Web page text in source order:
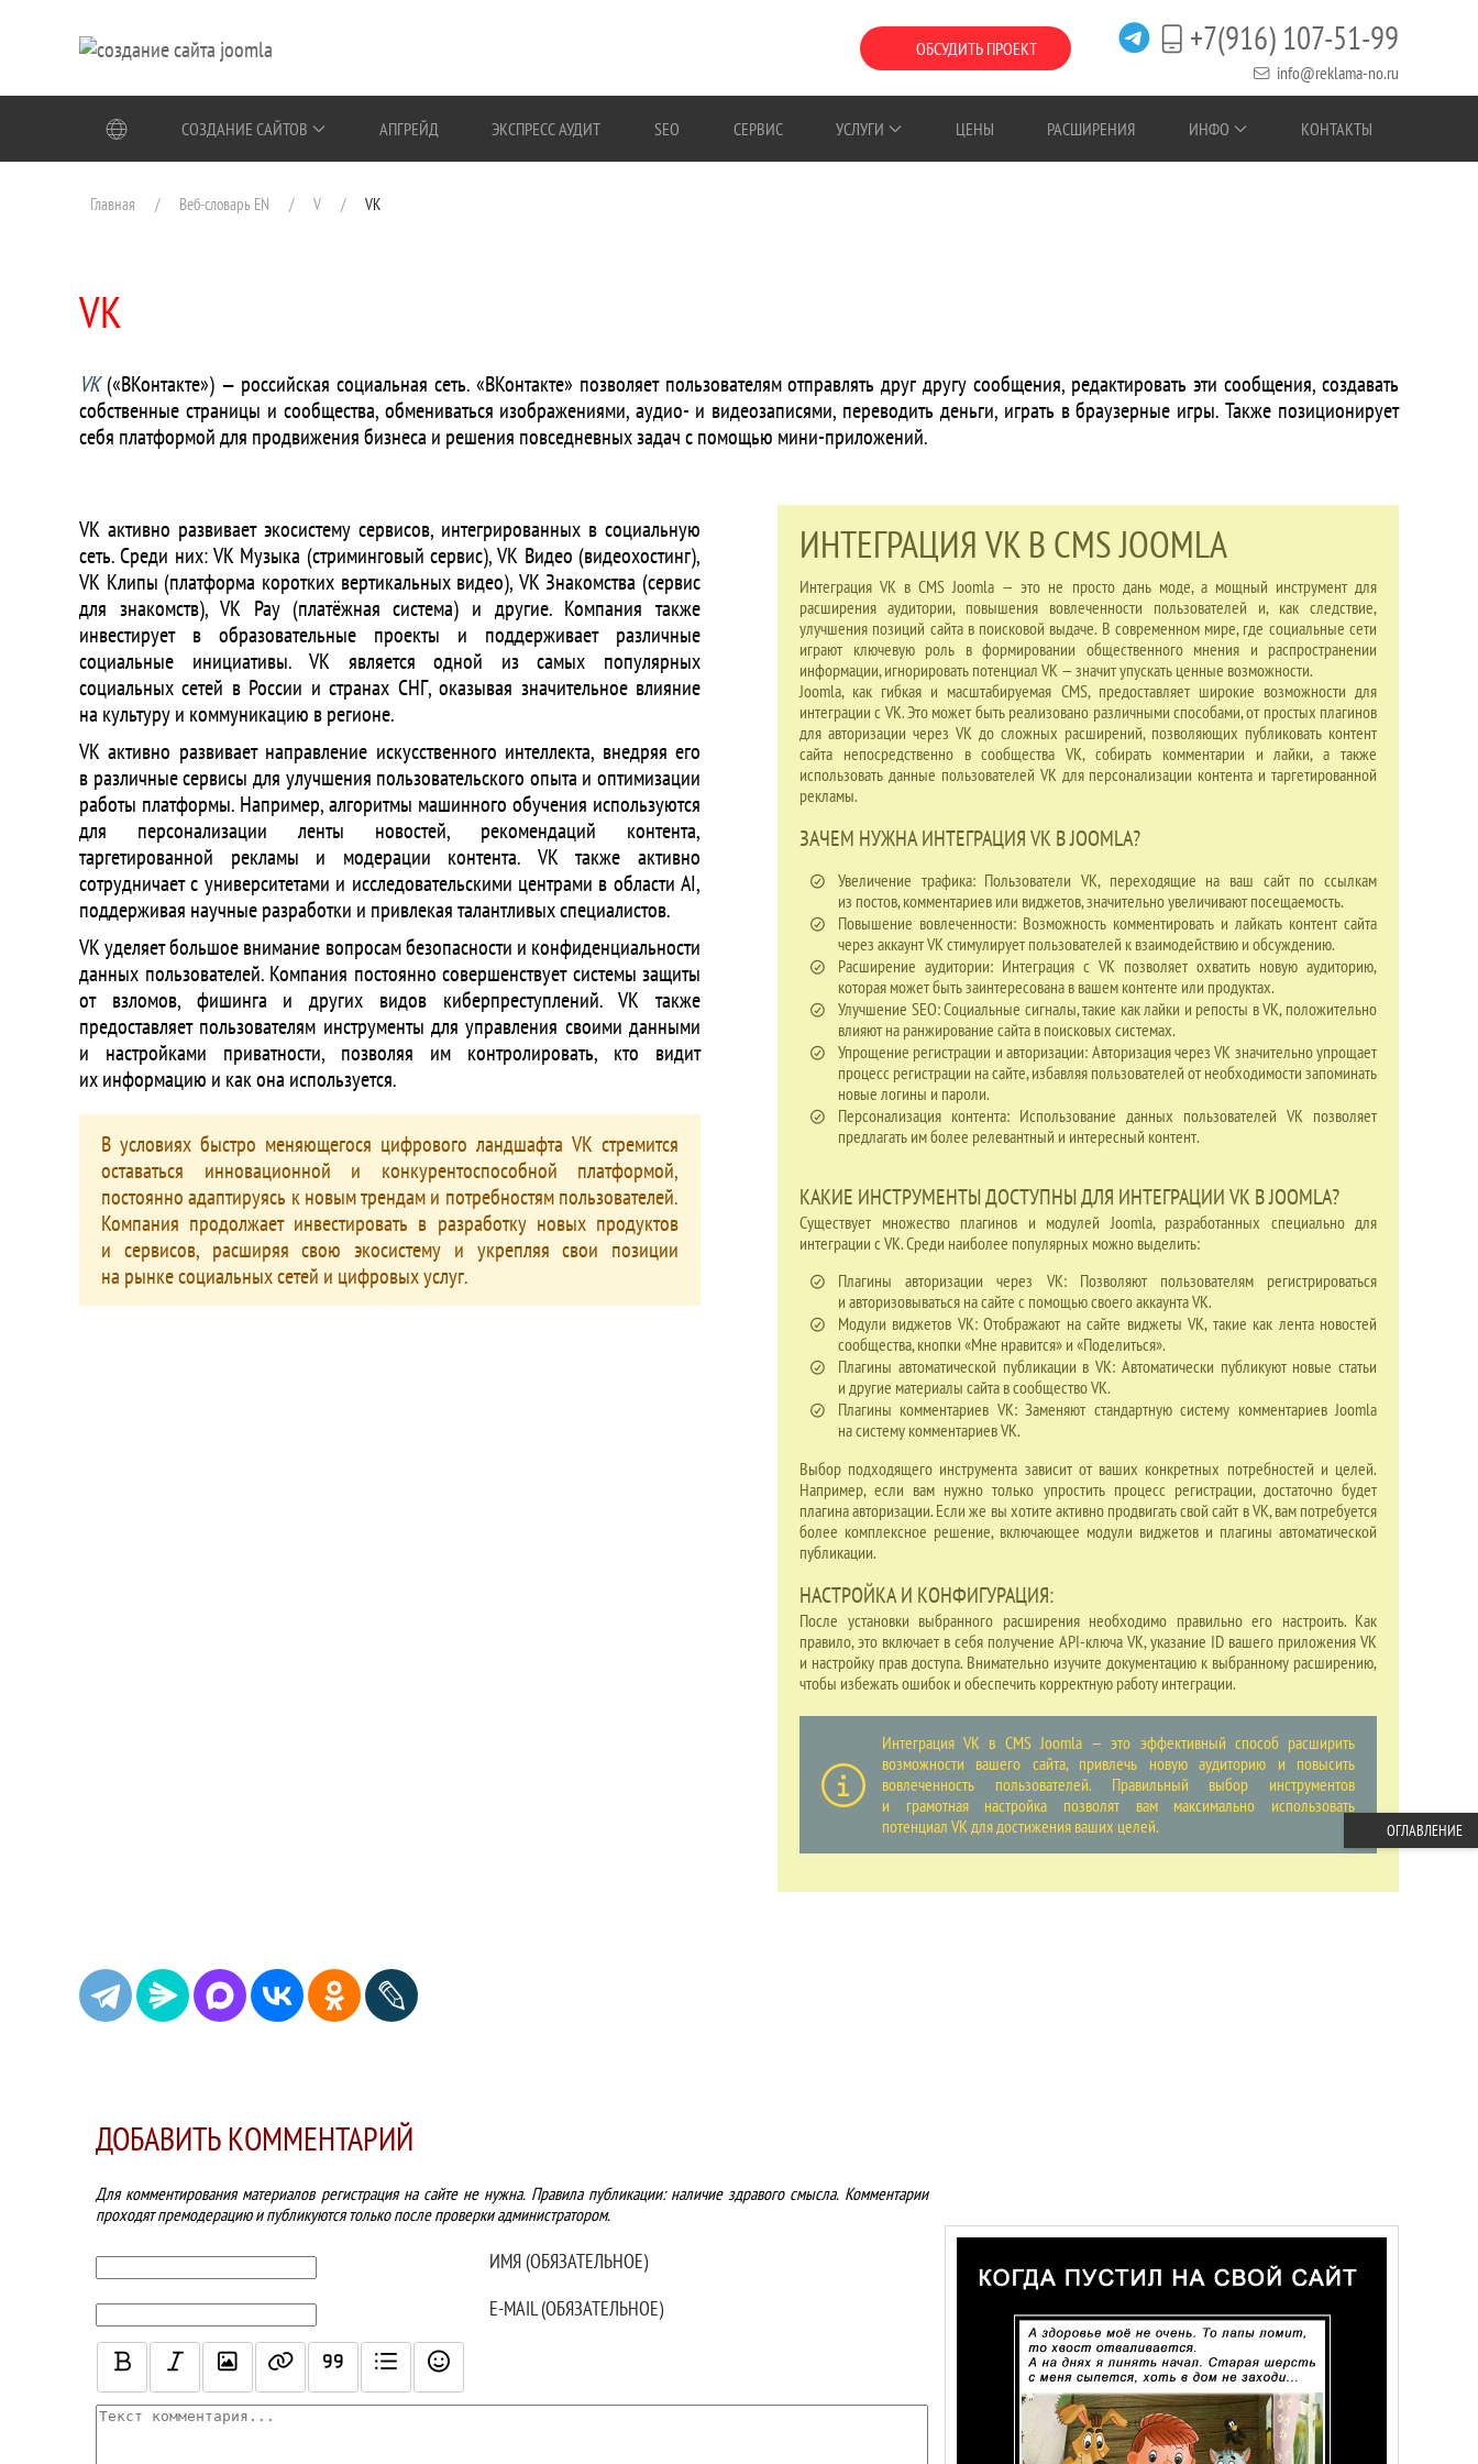
Перейти к содержимому ОБСУДИТЬ ПРОЕКТ +7(916) 107-51-99
info@reklama-no.ru
СОЗДАНИЕ САЙТОВ АПГРЕЙД ЭКСПРЕСС АУДИТ SEO СЕРВИС УСЛУГИ ЦЕНЫ РАСШИРЕНИЯ ИНФО КОНТАКТЫ
Главная Веб-словарь EN V VK
VK
VK(«ВКонтакте») — российская социальная сеть. «ВКонтакте» позволяет пользователям отправлять друг другу сообщения, редактировать эти сообщения, создавать
собственные страницы и сообщества, обмениваться изображениями, аудио- и видеозаписями, переводить деньги, играть в браузерные игры. Также позиционирует
себя платформой для продвижения бизнеса и решения повседневных задач с помощью мини-приложений.
VK активно развивает экосистему сервисов, интегрированных в социальную
сеть. Среди них: VK Музыка (стриминговый сервис), VK Видео (видеохостинг),
VK Клипы (платформа коротких вертикальных видео), VK Знакомства (сервис
для знакомств), VK Pay (платёжная система) и другие. Компания также
инвестирует в образовательные проекты и поддерживает различные
социальные инициативы. VK является одной из самых популярных
социальных сетей в России и странах СНГ, оказывая значительное влияние
на культуру и коммуникацию в регионе.
VK активно развивает направление искусственного интеллекта, внедряя его
в различные сервисы для улучшения пользовательского опыта и оптимизации
работы платформы. Например, алгоритмы машинного обучения используются
для персонализации ленты новостей, рекомендаций контента,
таргетированной рекламы и модерации контента. VK также активно
сотрудничает с университетами и исследовательскими центрами в области AI,
поддерживая научные разработки и привлекая талантливых специалистов.
VK уделяет большое внимание вопросам безопасности и конфиденциальности
данных пользователей. Компания постоянно совершенствует системы защиты
от взломов, фишинга и других видов киберпреступлений. VK также
предоставляет пользователям инструменты для управления своими данными
и настройками приватности, позволяя им контролировать, кто видит
их информацию и как она используется.
В условиях быстро меняющегося цифрового ландшафта VK стремится
оставаться инновационной и конкурентоспособной платформой,
постоянно адаптируясь к новым трендам и потребностям пользователей.
Компания продолжает инвестировать в разработку новых продуктов
и сервисов, расширяя свою экосистему и укрепляя свои позиции
на рынке социальных сетей и цифровых услуг.
ИНТЕГРАЦИЯ VK В CMS JOOMLA
Интеграция VK в CMS Joomla — это не просто дань моде, а мощный инструмент для
расширения аудитории, повышения вовлеченности пользователей и, как следствие,
улучшения позиций сайта в поисковой выдаче. В современном мире, где социальные сети
играют ключевую роль в формировании общественного мнения и распространении
информации, игнорировать потенциал VK — значит упускать ценные возможности.
Joomla, как гибкая и масштабируемая CMS, предоставляет широкие возможности для
интеграции с VK. Это может быть реализовано различными способами, от простых плагинов
для авторизации через VK до сложных расширений, позволяющих публиковать контент
сайта непосредственно в сообщества VK, собирать комментарии и лайки, а также
использовать данные пользователей VK для персонализации контента и таргетированной
рекламы.
ЗАЧЕМ НУЖНА ИНТЕГРАЦИЯ VK В JOOMLA?
Увеличение трафика: Пользователи VK, переходящие на ваш сайт по ссылкам
из постов, комментариев или виджетов, значительно увеличивают посещаемость.
Повышение вовлеченности: Возможность комментировать и лайкать контент сайта
через аккаунт VK стимулирует пользователей к взаимодействию и обсуждению.
Расширение аудитории: Интеграция с VK позволяет охватить новую аудиторию,
которая может быть заинтересована в вашем контенте или продуктах.
Улучшение SEO: Социальные сигналы, такие как лайки и репосты в VK, положительно
влияют на ранжирование сайта в поисковых системах.
Упрощение регистрации и авторизации: Авторизация через VK значительно упрощает
процесс регистрации на сайте, избавляя пользователей от необходимости запоминать
новые логины и пароли.
Персонализация контента: Использование данных пользователей VK позволяет
предлагать им более релевантный и интересный контент.
КАКИЕ ИНСТРУМЕНТЫ ДОСТУПНЫ ДЛЯ ИНТЕГРАЦИИ VK В JOOMLA?
Существует множество плагинов и модулей Joomla, разработанных специально для
интеграции с VK. Среди наиболее популярных можно выделить:
Плагины авторизации через VK: Позволяют пользователям регистрироваться
и авторизовываться на сайте с помощью своего аккаунта VK.
Модули виджетов VK: Отображают на сайте виджеты VK, такие как лента новостей
сообщества, кнопки «Мне нравится» и «Поделиться».
Плагины автоматической публикации в VK: Автоматически публикуют новые статьи
и другие материалы сайта в сообщество VK.
Плагины комментариев VK: Заменяют стандартную систему комментариев Joomla
на систему комментариев VK.
Выбор подходящего инструмента зависит от ваших конкретных потребностей и целей.
Например, если вам нужно только упростить процесс регистрации, достаточно будет
плагина авторизации. Если же вы хотите активно продвигать свой сайт в VK, вам потребуется
более комплексное решение, включающее модули виджетов и плагины автоматической
публикации.
НАСТРОЙКА И КОНФИГУРАЦИЯ:
После установки выбранного расширения необходимо правильно его настроить. Как
правило, это включает в себя получение API-ключа VK, указание ID вашего приложения VK
и настройку прав доступа. Внимательно изучите документацию к выбранному расширению,
чтобы избежать ошибок и обеспечить корректную работу интеграции.
Интеграция VK в CMS Joomla — это эффективный способ расширить
возможности вашего сайта, привлечь новую аудиторию и повысить
вовлеченность пользователей. Правильный выбор инструментов
и грамотная настройка позволят вам максимально использовать
потенциал VK для достижения ваших целей.
ДОБАВИТЬ КОММЕНТАРИЙ
Для комментирования материалов регистрация на сайте не нужна. Правила публикации: наличие здравого смысла. Комментарии
проходят премодерацию и публикуются только после проверки администратором.
ИМЯ (ОБЯЗАТЕЛЬНОЕ)
E-MAIL (ОБЯЗАТЕЛЬНОЕ)
ТЕКСТ КОММЕНТАРИЯ
ОГЛАВЛЕНИЕ